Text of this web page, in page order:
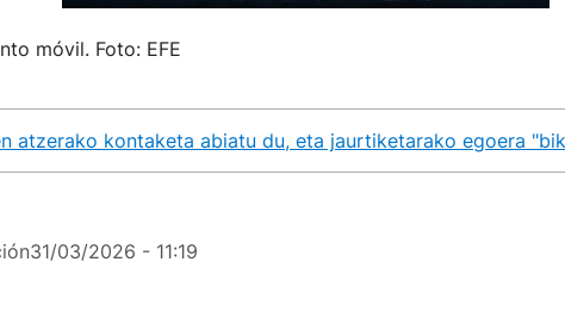
móvil. Foto: EFE
atzerako kontaketa abiatu du, eta jaurtiketarako egoera
31/03/2026 - 11:19